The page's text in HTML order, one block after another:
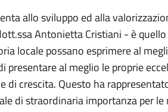
allo sviluppo ed alla
Antonietta Cristiani - è
locale possano esprimere al
al meglio le proprie
di crescita. Questo ha
di straordinaria importanza per le